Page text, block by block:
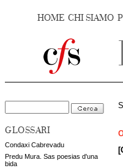
HOME CHI SIAMO
GLOSSARI
Condaxi Cabrevadu
Predu Mura. Sas poesias d'una
bida